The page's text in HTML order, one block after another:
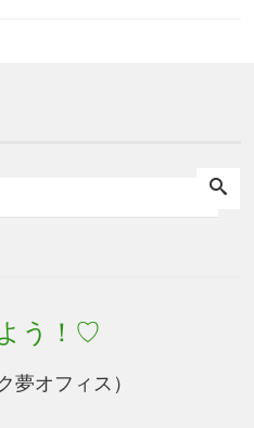
う！♡
夢オフィス）